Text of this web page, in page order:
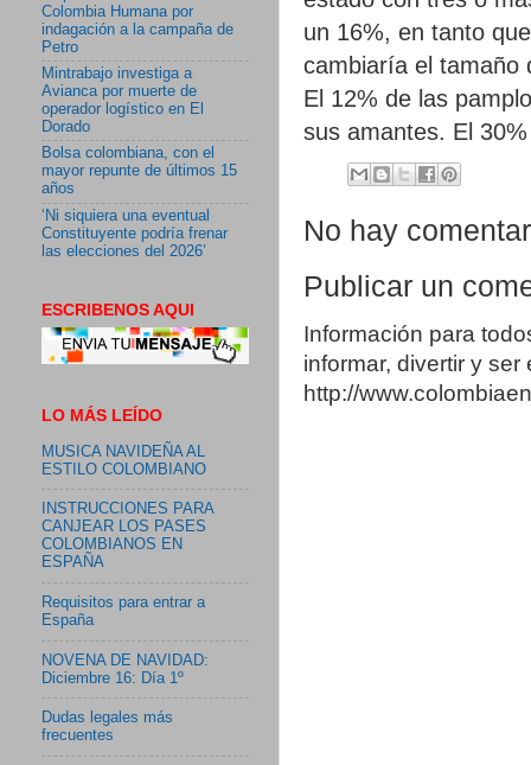
un 16%, en tanto
cambiaría el tamaño
El 12% de las
sus amantes. El
No hay
Publicar un
Información para
informar, divertir y
http://
Colombia Humana por
indagación a la campaña de
Petro
Mintrabajo investiga a
Avianca por muerte de
operador logístico en El
Dorado
Bolsa colombiana, con el
mayor repunte de últimos 15
años
‘Ni siquiera una eventual
Constituyente podría frenar
las elecciones del 2026’
ESCRIBENOS AQUI
LO MÁS LEÍDO
MUSICA NAVIDEÑA AL
ESTILO COLOMBIANO
INSTRUCCIONES PARA
CANJEAR LOS PASES
COLOMBIANOS EN
ESPAÑA
Requisitos para entrar a
España
NOVENA DE NAVIDAD:
Diciembre 16: Día 1º
Dudas legales más
frecuentes